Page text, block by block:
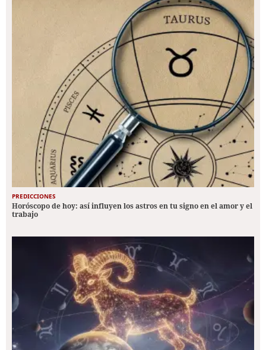
PREDICCIONES
Horóscopo de hoy: así influyen los astros en tu signo en el amor y el
trabajo